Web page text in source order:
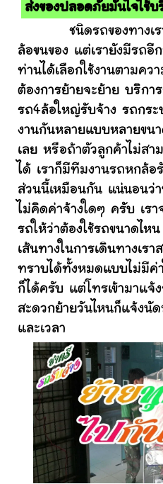
ส่งของปลอดภัยมั่นใจใช้
ชนิดรถของทางเราก็
ล้อขนของ แต่เรายังมีรถอี
ท่านได้เลือกใช้งานตามคว
ต้องการย้ายจะย้าย บริการ
รถ4ล้อใหญ่รับจ้าง รถกระ
งานกันหลายแบบหลายขน
เลย หรือถ้าตัวลูกค้าไม่สา
ได้ เราก็มีทีมงานรถหกล้อรั
ส่วนนี้เหมือนกัน แน่นอนว่
ไม่คิดค่าจ้างใดๆ ครับ เรา
รถให้ว่าต้องใช้รถขนาดไห
เส้นทางในการเดินทางเร
ทราบได้ทั้งหมดแบบไม่มีค่
ก็ได้ครับ แต่โทรเข้ามาแจ้
สะดวกย้ายวันไหนก็แจ้งนั
และเวลา